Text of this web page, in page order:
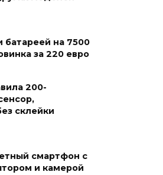
батареей на 7500
за 220 евро
200-
склейки
смартфон с
и камерой